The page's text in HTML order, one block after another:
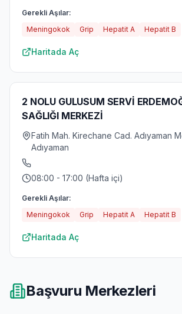
Gerekli Aşılar:
Meningokok
Grip Hepatit A Hepatit B
Haritada Aç
2 NOLU GULUSUM SERVİ
SAĞLIĞI MERKEZİ
Fatih Mah. Kirechane Cad. Adıyaman
Adıyaman
08:00 - 17:00 (Hafta içi)
Gerekli Aşılar:
Meningokok
Grip Hepatit A Hepatit B
Haritada Aç
Başvuru Merkezleri